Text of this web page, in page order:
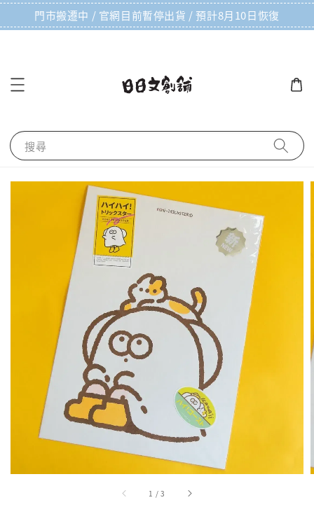
門市搬遷中 / 官網目前暫停出貨 / 預計8月10日恢復
搜尋
1 /3